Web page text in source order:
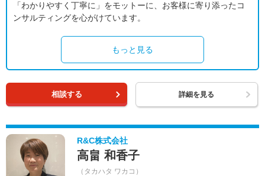
「わかりやすく丁寧に」をモットーに、お客様に寄り添ったコ
ンサルティングを心がけています。
もっと見る
相談する 詳細を見る
R&C株式会社
高畠 和香子
（タカハタ ワカコ）